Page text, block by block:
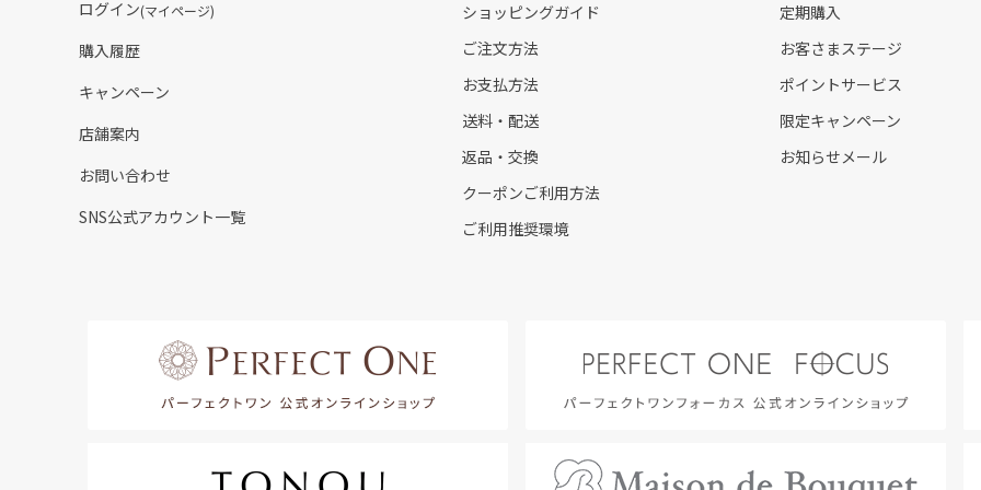
ログイン(マイページ)
購入履歴
キャンペーン
店舗案内
お問い合わせ
SNS公式アカウント一覧
ショッピングガイド
ご注文方法
お支払方法
送料・配送
返品・交換
クーポンご利用方法
ご利用推奨環境
定期購入
お客さまステージ
ポイントサービス
限定キャンペーン
お知らせメール